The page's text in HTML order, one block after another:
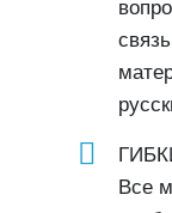
Все